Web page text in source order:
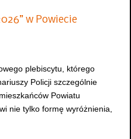
w Powiecie
plebiscytu, którego
Policji szczególnie
Powiatu
nie tylko formę wyróżnienia,